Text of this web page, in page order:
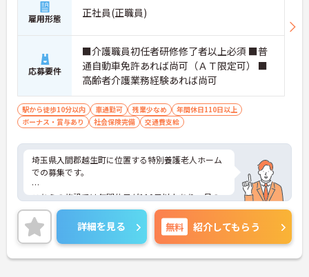
雇用形態 正社員(正職員)
応募要件
■介護職員初任者研修修了者以上必須 ■普
通自動車免許あれば尚可（ＡＴ限定可） ■
高齢者介護業務経験あれば尚可
駅から徒歩10分以内 車通勤可 残業少なめ
年間休日110日以上
ボーナス・賞与あり
社会保険完備 交通費支給
埼玉県入間郡越生町に位置する特別養護老人ホーム
での募集です。
こちらの施設では年間休日が110日以上あり、月の
残業時間もほぼないためプライベートの時間も確保
しやすいです。
マイカー通勤も可能なため、通勤も安心です。
詳細を見る 無料 紹介してもらう